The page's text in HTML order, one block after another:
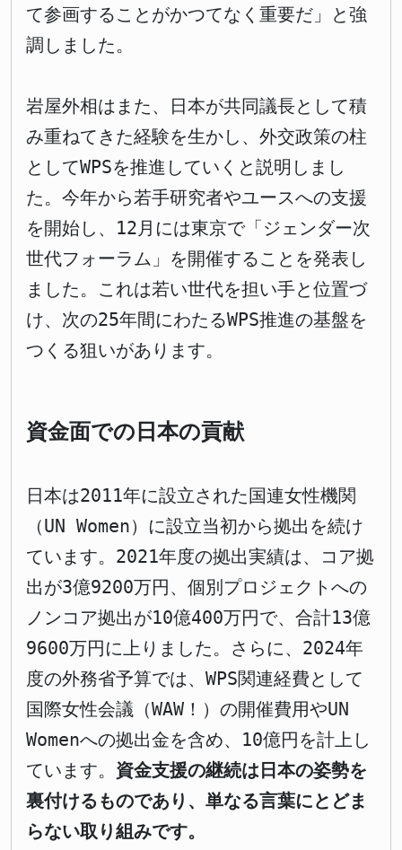
て参画することがかつてなく重要だ」と強
調しました。
岩屋外相はまた、日本が共同議長として積
み重ねてきた経験を生かし、外交政策の柱
としてWPSを推進していくと説明しまし
た。今年から若手研究者やユースへの支援
を開始し、12月には東京で「ジェンダー次
世代フォーラム」を開催することを発表し
ました。これは若い世代を担い手と位置づ
け、次の25年間にわたるWPS推進の基盤を
つくる狙いがあります。
資金面での日本の貢献
日本は2011年に設立された国連女性機関
（UN Women）に設立当初から拠出を続け
ています。2021年度の拠出実績は、コア拠
出が3億9200万円、個別プロジェクトへの
ノンコア拠出が10億400万円で、合計13億
9600万円に上りました。さらに、2024年
度の外務省予算では、WPS関連経費として
国際女性会議（WAW！）の開催費用やUN
Womenへの拠出金を含め、10億円を計上し
ています。 資金支援の継続は日本の姿勢を
裏付けるものであり、単なる言葉にとどま
らない取り組みです。